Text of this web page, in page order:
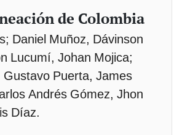
de Colombia
Daniel Muñoz, Dávinson
Lucumí, Johan Mojica;
Gustavo Puerta, James
Andrés Gómez, Jhon
Díaz.